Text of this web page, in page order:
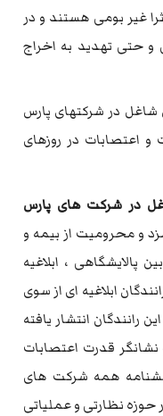
غیر بومی هستند و در
حتی تهدید به اخراج
در شرکتهای پارس
اعتصابات در روزهای
در شرکت های پارس
و محرومیت از بیمه و
، ابلاغیه
ابلاغیه ای از سوی
رانندگان انتشار یافته
قدرت اعتصابات
همه شرکت های
حوزه نظارتی و عملیاتی